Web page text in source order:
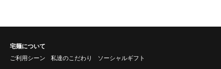
宅麺について
ご利用シーン
私達のこだわり ソーシャルギフト